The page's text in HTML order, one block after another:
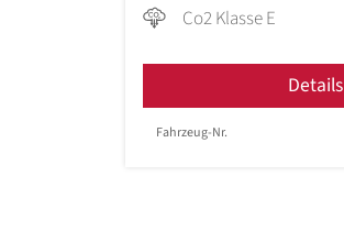
Co2 Klasse E
Details
Fahrzeug-Nr.